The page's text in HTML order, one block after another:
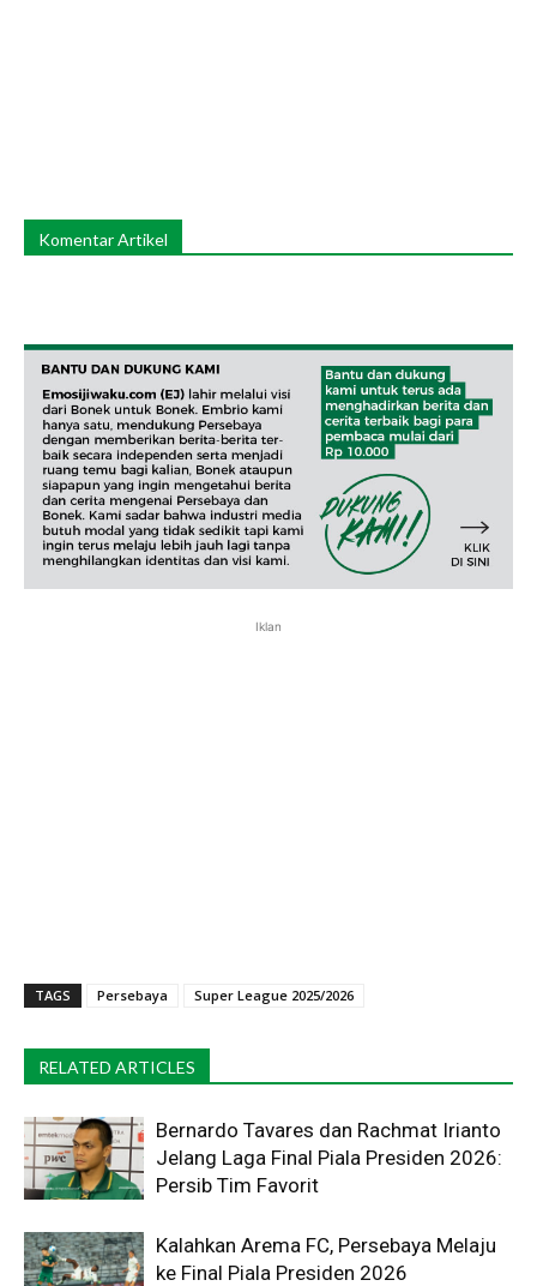
Komentar Artikel
Iklan
TAGS Persebaya Super League 2025/2026
RELATED ARTICLES
Bernardo Tavares dan Rachmat Irianto
Jelang Laga Final Piala Presiden 2026:
Persib Tim Favorit
Kalahkan Arema FC, Persebaya Melaju
ke Final Piala Presiden 2026